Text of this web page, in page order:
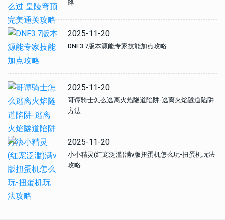
略
2025-11-20
DNF3.7版本源能专家技能加点攻略
2025-11-20
哥谭骑士怎么逃离火焰隧道陷阱-逃离火焰隧道陷阱
方法
2025-11-20
小小精灵(红宠泛滥)满v版扭蛋机怎么玩-扭蛋机玩法
攻略